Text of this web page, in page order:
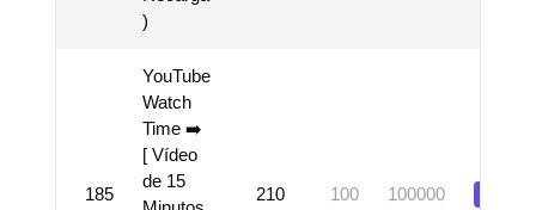
)
185
YouTube
Watch
Time ➡️
[ Vídeo
de 15
210 100 100000